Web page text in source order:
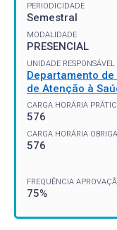
PERIODICIDADE
Semestral
MODALIDADE
PRESENCIAL
UNIDADE RESPONSÁVEL
Departamento
de Atenção à
CARGA HORÁRIA
576
CARGA HORÁRIA
576
FREQUÊNCIA
75%